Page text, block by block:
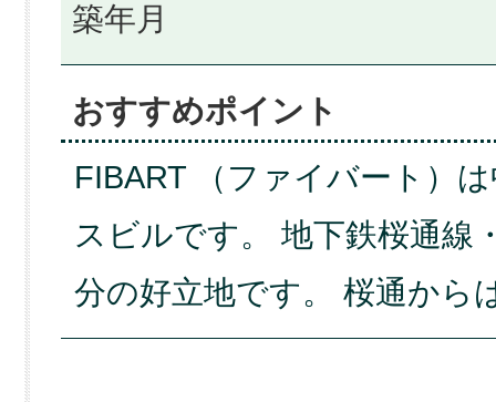
築年月
おすすめポイント
FIBART （ファイバート）
スビルです。 地下鉄桜通線
分の好立地です。 桜通か